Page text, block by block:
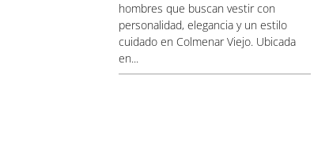
hombres que buscan vestir con
personalidad, elegancia y un estilo
cuidado en Colmenar Viejo. Ubicada
en...